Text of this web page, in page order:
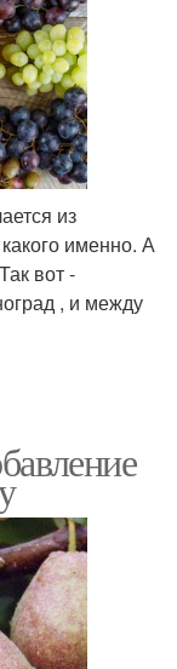
из
именно. А
вот -
, и между